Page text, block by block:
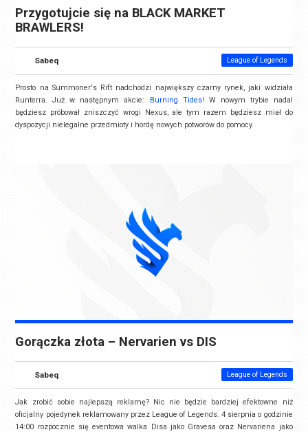
Przygotujcie się na BLACK MARKET
BRAWLERS!
Sabeq League of Legends
Prosto na Summoner's Rift nadchodzi największy czarny rynek, jaki widziała
Runterra. Już w następnym akcie:
Burning Tides! W nowym trybie nadal
będziesz próbował zniszczyć wrogi Nexus, ale tym razem będziesz miał do
dyspozycji nielegalne przedmioty i hordę nowych potworów do pomocy.
Gorączka złota – Nervarien vs DIS
Sabeq League of Legends
Jak zrobić sobie najlepszą reklamę? Nic nie będzie bardziej efektowne niż
oficjalny pojedynek reklamowany przez League of Legends. 4 sierpnia o godzinie
14:00 rozpocznie się eventowa walka Disa jako Gravesa oraz Nervariena jako